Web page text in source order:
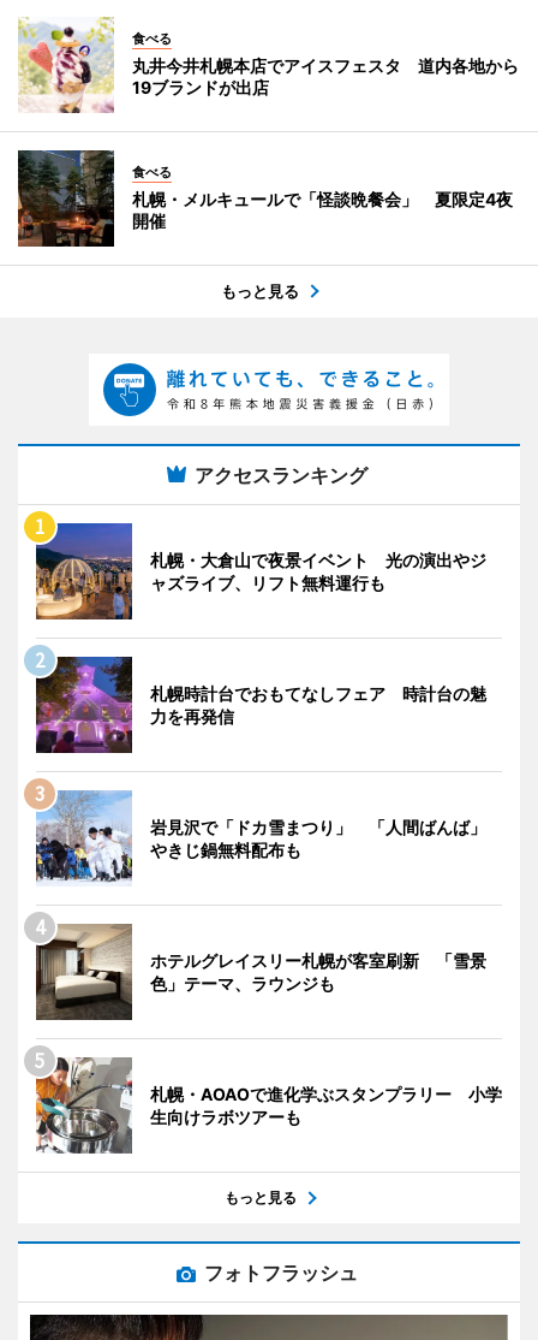
食べる
丸井今井札幌本店でアイスフェスタ 道内各地から
19ブランドが出店
食べる
札幌・メルキュールで「怪談晩餐会」 夏限定4夜
開催
もっと見る
アクセスランキング
札幌・大倉山で夜景イベント 光の演出やジ
ャズライブ、リフト無料運行も
札幌時計台でおもてなしフェア 時計台の魅
力を再発信
岩見沢で「ドカ雪まつり」 「人間ばんば」
やきじ鍋無料配布も
ホテルグレイスリー札幌が客室刷新 「雪景
色」テーマ、ラウンジも
札幌・AOAOで進化学ぶスタンプラリー 小学
生向けラボツアーも
もっと見る
フォトフラッシュ